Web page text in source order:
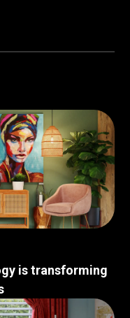
is transforming